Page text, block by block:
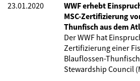
23.01.2020
WWF erhebt
MSC-Zertifizierung
Thunfisch aus dem
Der WWF hat
Zertifizierung einer
Blauflossen-
Stewardship Council